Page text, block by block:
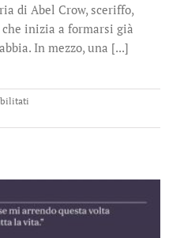
di Abel Crow, sceriffo,
inizia a formarsi già
In mezzo, una [...]
Ediz.